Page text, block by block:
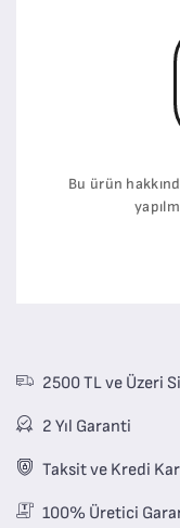
Bu ürün
2500 TL ve Üzeri
2 Yıl Garanti
Taksit ve Kredi
100% Üretici